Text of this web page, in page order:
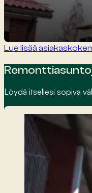
Lue lisää
Löydä itsellesi sopiva